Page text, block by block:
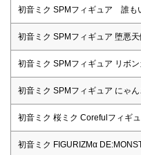
初音ミク SPMフィギュア 誰も
初音ミク SPMフィギュア 堕悪天
初音ミク SPMフィギュア リボ
初音ミク SPMフィギュア にゃん
初音ミク 桜ミク Corefulフィギ
初音ミク FIGURIZMα